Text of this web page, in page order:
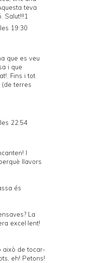
teva
Salut!!!1
19:30
que es veu
i que
Fins i tot
terres
22:54
I
llavors
és
La
excel·lent!
això de tocar-
eh! Petons!